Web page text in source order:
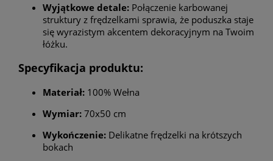
Wyjątkowe detale: Połączenie karbowanej
struktury z frędzelkami sprawia, że poduszka staje
się wyrazistym akcentem dekoracyjnym na Twoim
łóżku.
Specyfikacja produktu:
Materiał: 100% Wełna
Wymiar: 70x50 cm
Wykończenie: Delikatne frędzelki na krótszych
bokach